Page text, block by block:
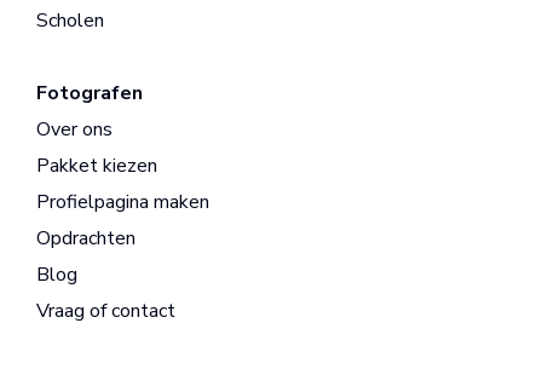
Scholen
Fotografen
Over ons
Pakket kiezen
Profielpagina maken
Opdrachten
Blog
Vraag of contact